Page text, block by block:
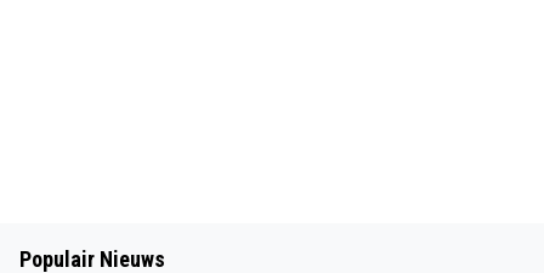
Populair Nieuws